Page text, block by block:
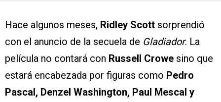
Hace algunos meses, Ridley Scott sorprendió
con el anuncio de la secuela de Gladiador. La
película no contará con Russell Crowe sino que
estará encabezada por figuras como Pedro
Pascal, Denzel Washington, Paul Mescal y